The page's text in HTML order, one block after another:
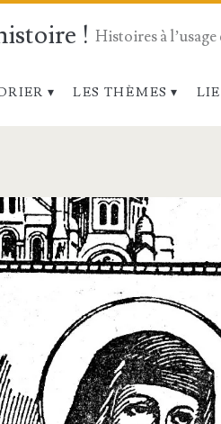
! Histoires à
LES THÈMES